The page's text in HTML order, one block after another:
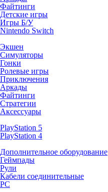
Файтинги
Детские игры
Игры Б/У
Nintendo Switch
Экшен
Симуляторы
Гонки
Ролевые игры
Приключения
Аркады
Файтинги
Стратегии
Аксессуары
PlayStation 5
PlayStation 4
Дополнительное оборудование
Геймпады
Рули
Кабели соединительные
PC